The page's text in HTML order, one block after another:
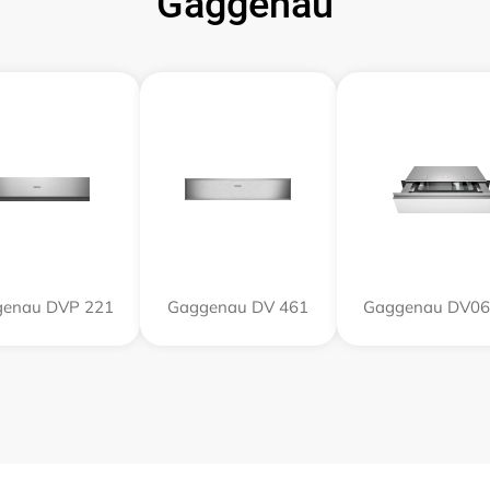
DVP 221 Gaggenau DV 461 Gaggenau